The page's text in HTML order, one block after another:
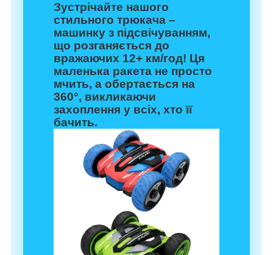
Зустрічайте нашого
стильного трюкача –
машинку з підсвічуванням,
що розганяється до
вражаючих 12+ км/год! Ця
маленька ракета не просто
мчить, а обертається на
360°, викликаючи
захоплення у всіх, хто її
бачить.